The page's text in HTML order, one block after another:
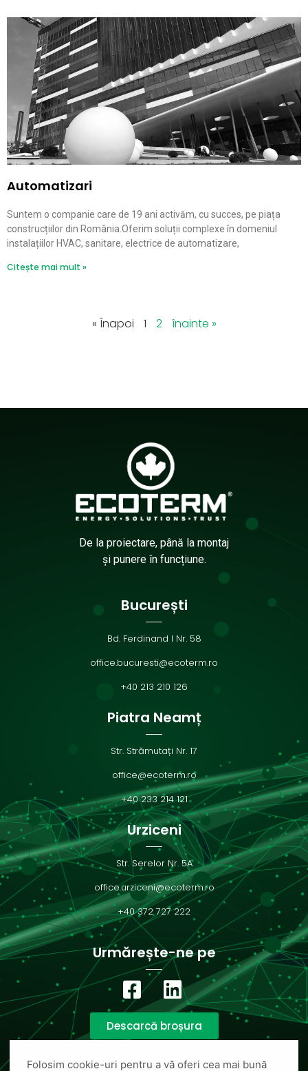
Automatizari
Suntem o companie care de 19 ani activăm, cu succes, pe piața
construcțiilor din România.Oferim soluții complexe în domeniul
instalațiilor HVAC, sanitare, electrice de automatizare,
Citește mai mult »
« Înapoi 1 2 înainte »
De la proiectare, până la montaj
și punere în funcțiune.
București
Bd. Ferdinand I Nr. 58
office.bucuresti@ecoterm.ro
+40 213 210 126
Piatra Neamț
Str. Strămutați Nr. 17
office@ecoterm.ro
+40 233 214 121
Urziceni
Str. Serelor Nr. 5A
office.urziceni@ecoterm.ro
+40 372 727 222
Urmărește-ne pe
Descarcă broșura
Folosim cookie-uri pentru a vă oferi cea mai bună